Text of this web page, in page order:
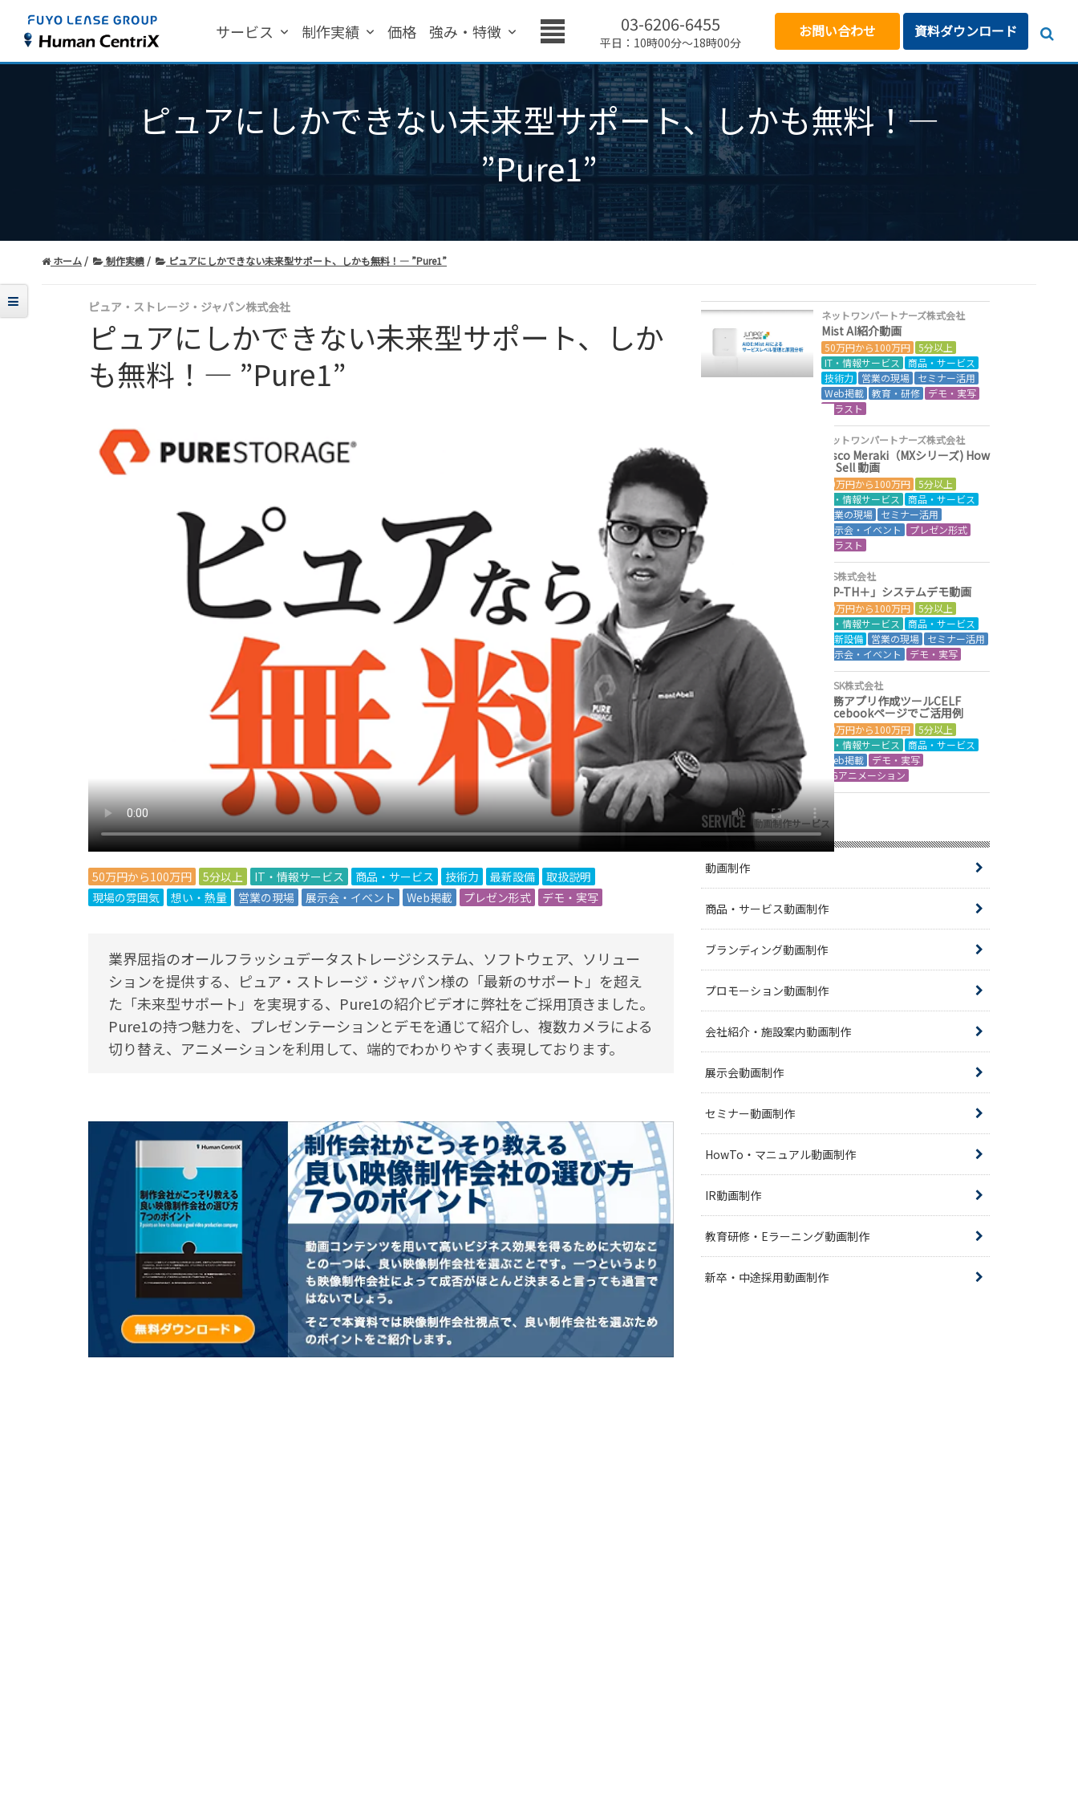
サービス 制作実績 価格 強み・特徴 03-6206-6455
平日：10時00分～18時00分
お問い合わせ 資料ダウンロード
ピュアにしかできない未来型サポート、しかも無料！―
”Pure1”
ホーム 制作実績 ピュアにしかできない未来型サポート、しかも無料！― ”Pure1”
ピュア・ストレージ・ジャパン株式会社
ピュアにしかできない未来型サポート、しか
も無料！― ”Pure1”
50万円から100万円 5分以上 IT・情報サービス 商品・サービス 技術力 最新設備
取扱説明
現場の雰囲気
想い・熱量 営業の現場 展示会・イベント Web掲載 プレゼン形式 デモ・実写
業界屈指のオールフラッシュデータストレージシステム、ソフトウェア、ソリュー
ションを提供する、ピュア・ストレージ・ジャパン様の「最新のサポート」を超え
た「未来型サポート」を実現する、Pure1の紹介ビデオに弊社をご採用頂きました。
Pure1の持つ魅力を、プレゼンテーションとデモを通じて紹介し、複数カメラによる
切り替え、アニメーションを利用して、端的でわかりやすく表現しております。
ネットワンパートナーズ株式会社
Mist AI紹介動画
50万円から100万円 5分以上
IT・情報サービス
商品・サービス
技術力
営業の現場
セミナー活用
Web掲載 教育・研修
デモ・実写
イラスト
ネットワンパートナーズ株式会社
Cisco Meraki（MXシリーズ) How
to Sell 動画
50万円から100万円 5分以上
IT・情報サービス
商品・サービス
営業の現場
セミナー活用
展示会・イベント
プレゼン形式
イラスト
AJS株式会社
「P-TH＋」システムデモ動画
50万円から100万円 5分以上
IT・情報サービス
商品・サービス
最新設備
営業の現場
セミナー活用
展示会・イベント
デモ・実写
SCSK株式会社
業務アプリ作成ツールCELF
Facebookページでご活用例
50万円から100万円 5分以上
IT・情報サービス
商品・サービス
Web掲載
デモ・実写
CGアニメーション
SERVICE 動画制作サービス
動画制作
商品・サービス動画制作
ブランディング動画制作
プロモーション動画制作
会社紹介・施設案内動画制作
展示会動画制作
セミナー動画制作
HowTo・マニュアル動画制作
IR動画制作
教育研修・Eラーニング動画制作
新卒・中途採用動画制作